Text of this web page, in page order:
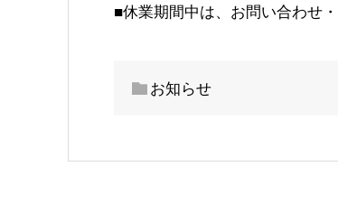
■休業期間中は、お問い合わせ・
お知らせ